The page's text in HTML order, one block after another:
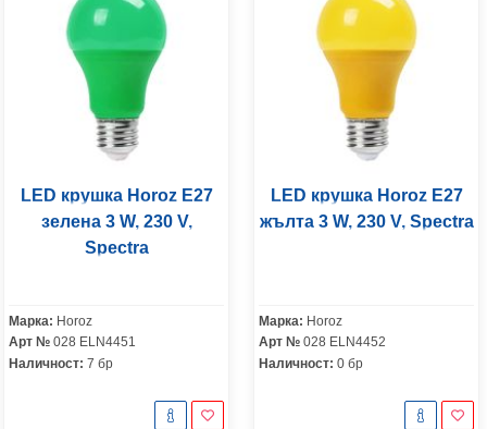
LED крушка Horoz E27
зелена 3 W, 230 V,
Spectra
Марка: Horoz
Арт № 028 ELN4451
Наличност: 7 бр
LED крушка Horoz E27
жълта 3 W, 230 V, Spectra
Марка: Horoz
Арт № 028 ELN4452
Наличност: 0 бр